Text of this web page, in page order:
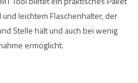
leichtem Flaschenhalter, der
Stelle hält und auch bei wenig
ermöglicht.